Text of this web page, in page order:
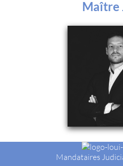
Maître
Mandataires